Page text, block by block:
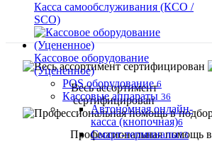
Касса самообслуживания (КСО /
SCO)
Кассовое оборудование
(Уцененное)
POS оборудование 6
Кассовые аппараты 36
Автономная онлайн-
касса (кнопочная)6
Смарт-терминалы13
Весь ассортимент
сертифицирован
Профессиональная помощь в